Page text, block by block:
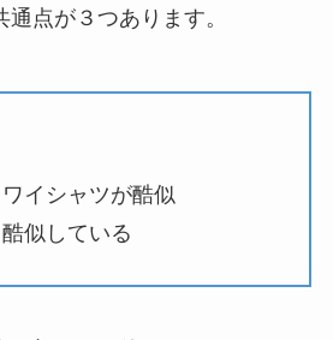
点が３つあります。
イシャツが酷似
似している